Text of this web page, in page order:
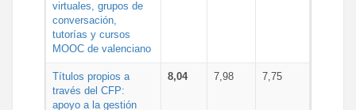
virtuales, grupos de
conversación,
tutorías y cursos
MOOC de valenciano
Títulos propios a
través del CFP:
apoyo a la gestión
8,04 7,98 7,75